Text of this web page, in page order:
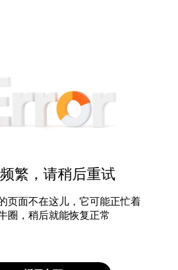
繁，请稍后重试
页面不在这儿，它可能正忙着
圈，稍后就能恢复正常